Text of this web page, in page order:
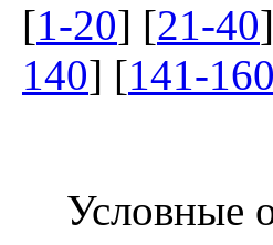
[1-20] [21-40
140] [141-160
Условные